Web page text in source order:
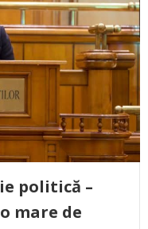
politică –
mare de